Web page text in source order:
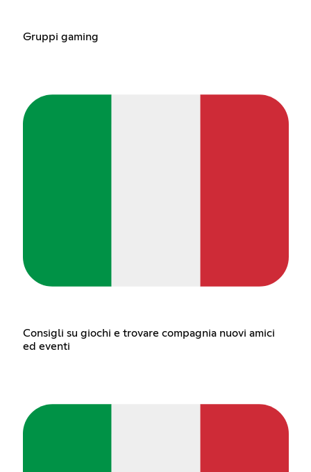
Gruppi gaming
Consigli su giochi e trovare compagnia nuovi amici
ed eventi